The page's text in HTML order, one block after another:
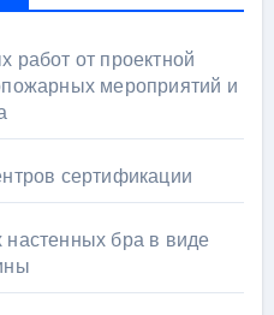
работ от проектной
мероприятий и
сертификации
бра в виде